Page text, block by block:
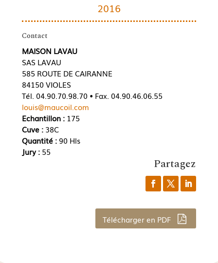
2016
Contact
MAISON LAVAU
SAS LAVAU
585 ROUTE DE CAIRANNE
84150 VIOLES
Tél. 04.90.70.98.70 • Fax. 04.90.46.06.55
louis@maucoil.com
Echantillon :175
Cuve : 38C
Quantité : 90 Hls
Jury : 55
Partagez
Télécharger en PDF